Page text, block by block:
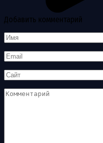
Добавить комментарий
Имя
Email
Сайт
Комментарий